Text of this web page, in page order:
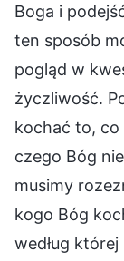
Boga i
ten sposób
pogląd w
życzliwość.
kochać to, co
czego Bóg
musimy
kogo Bóg
według